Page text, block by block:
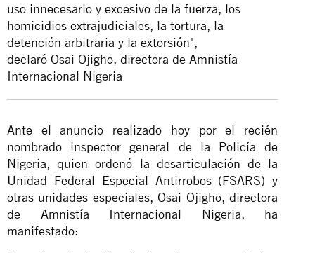
uso innecesario y excesivo de la fuerza, los
homicidios extrajudiciales, la tortura, la
detención arbitraria y la extorsión",
declaró Osai Ojigho, directora de Amnistía
Internacional Nigeria
Ante el anuncio realizado hoy por el recién
nombrado inspector general de la Policía de
Nigeria, quien ordenó la desarticulación de la
Unidad Federal Especial Antirrobos (FSARS) y
otras unidades especiales, Osai Ojigho, directora
de Amnistía Internacional Nigeria, ha
manifestado: